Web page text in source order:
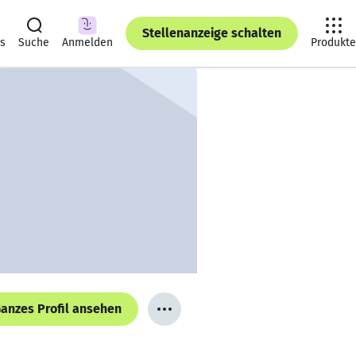
Suche Anmelden
Stellenanzeige schalten
Produkte
Profil ansehen